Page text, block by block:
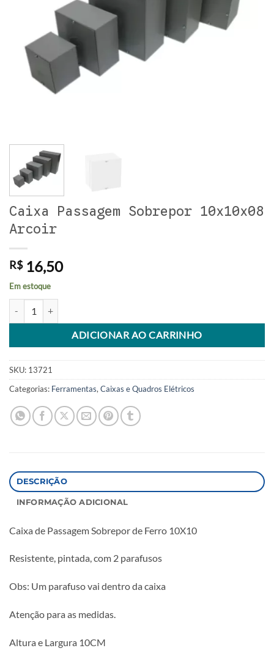
Caixa Passagem Sobrepor 10x10x08
Arcoir
R$16,50
Em estoque
ADICIONAR AO CARRINHO
Alternative:
SKU: 13721
Categorias: Ferramentas, Caixas e Quadros Elétricos
DESCRIÇÃO
INFORMAÇÃO ADICIONAL
Caixa de Passagem Sobrepor de Ferro 10X10
Resistente, pintada, com 2 parafusos
Obs: Um parafuso vai dentro da caixa
Atenção para as medidas.
Altura e Largura 10CM